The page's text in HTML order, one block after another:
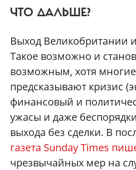
ЧТО ДАЛЬШЕ?
Выход Великобритании
Такое возможно и
возможным, хотя
предсказывают кризис
финансовый и
ужасы и даже
выхода без сделки. В
газета Sunday Times
чрезвычайных мер на